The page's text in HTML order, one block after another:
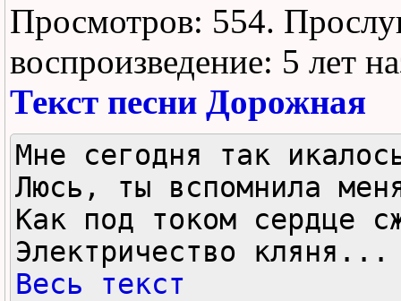
Просмотров: 554.
воспроизведение: 5 лет
Текст песни Дорожная
Мне сегодня так
Люсь, ты вспомнила
Как под током сердце
Электричество кляня...
Весь текст